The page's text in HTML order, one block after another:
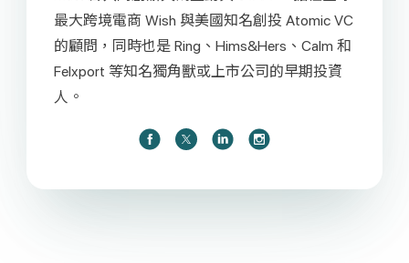
最大跨境電商 Wish 與美國知名創投 Atomic VC
的顧問，同時也是 Ring、Hims&Hers、Calm 和
Felxport 等知名獨角獸或上市公司的早期投資
人。